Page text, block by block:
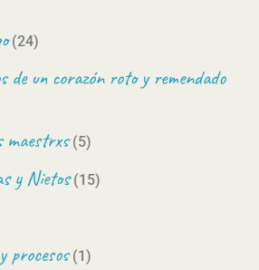
(24)
de un corazón roto y remendado
maestrxs(5)
y Nietos(15)
procesos(1)